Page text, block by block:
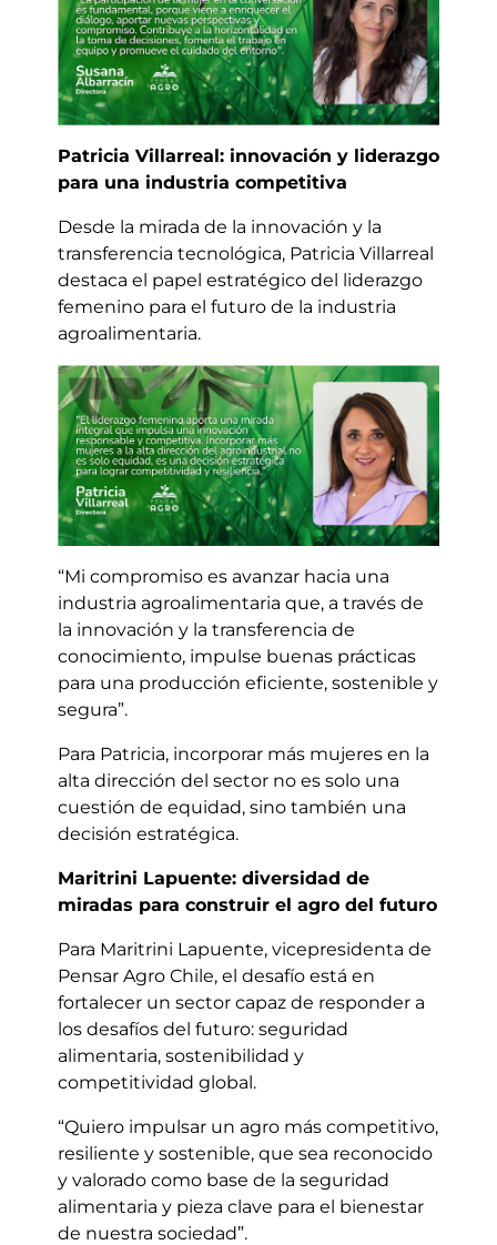
Patricia Villarreal: innovación y liderazgo
para una industria competitiva
Desde la mirada de la innovación y la
transferencia tecnológica, Patricia Villarreal
destaca el papel estratégico del liderazgo
femenino para el futuro de la industria
agroalimentaria.
“Mi compromiso es avanzar hacia una
industria agroalimentaria que, a través de
la innovación y la transferencia de
conocimiento, impulse buenas prácticas
para una producción eficiente, sostenible y
segura”.
Para Patricia, incorporar más mujeres en la
alta dirección del sector no es solo una
cuestión de equidad, sino también una
decisión estratégica.
Maritrini Lapuente: diversidad de
miradas para construir el agro del futuro
Para Maritrini Lapuente, vicepresidenta de
Pensar Agro Chile, el desafío está en
fortalecer un sector capaz de responder a
los desafíos del futuro: seguridad
alimentaria, sostenibilidad y
competitividad global.
“Quiero impulsar un agro más competitivo,
resiliente y sostenible, que sea reconocido
y valorado como base de la seguridad
alimentaria y pieza clave para el bienestar
de nuestra sociedad”.